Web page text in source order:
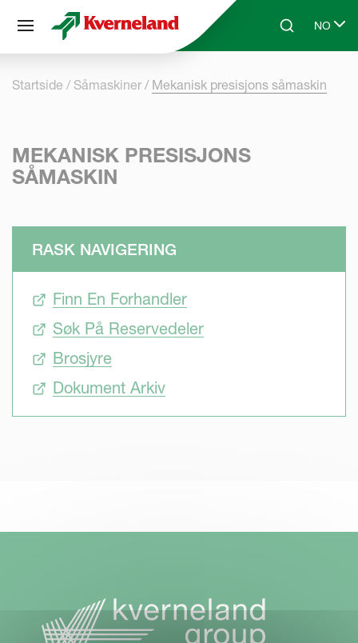
Skip to main contentSearchNO
Select
Startside Såmaskiner Mekanisk presisjons såmaskin
MEKANISK PRESISJONS
SÅMASKIN
RASK NAVIGERING
Finn En Forhandler
Søk På Reservedeler
Brosjyre
Dokument Arkiv
Panel for informasjonskapsler